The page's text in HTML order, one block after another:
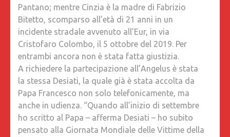
Pantano; mentre Cinzia è la madre di Fabrizio
Bitetto, scomparso all’età di 21 anni in un
incidente stradale avvenuto all’Eur, in via
Cristofaro Colombo, il 5 ottobre del 2019. Per
entrambi ancora non è stata fatta giustizia.
A richiedere la partecipazione all’Angelus è stata
la stessa Desiati, la quale già è stata accolta da
Papa Francesco non solo telefonicamente, ma
anche in udienza. “Quando all’inizio di settembre
ho scritto al Papa – afferma Desiati – ho subito
pensato alla Giornata Mondiale delle Vittime della